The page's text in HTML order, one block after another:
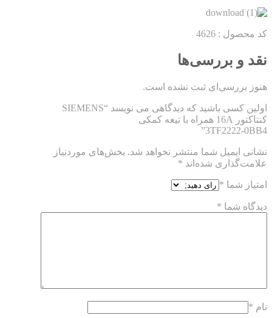
کد محصول : 4626
نقد و بررسی‌ها
هنوز بررسی‌ای ثبت نشده است.
اولین کسی باشید که دیدگاهی می نویسد “SIEMENS
کنتاکتور 16A همراه با تیغه کمکی
3TF2222-0BB4”
نشانی ایمیل شما منتشر نخواهد شد. بخش‌های موردنیاز
علامت‌گذاری شده‌اند *
امتیاز شما *
دیدگاه شما *
نام *